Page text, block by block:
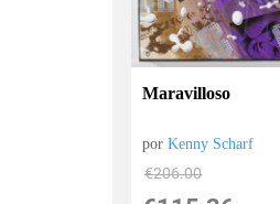
Maravilloso
porKenny Scharf
€206.00